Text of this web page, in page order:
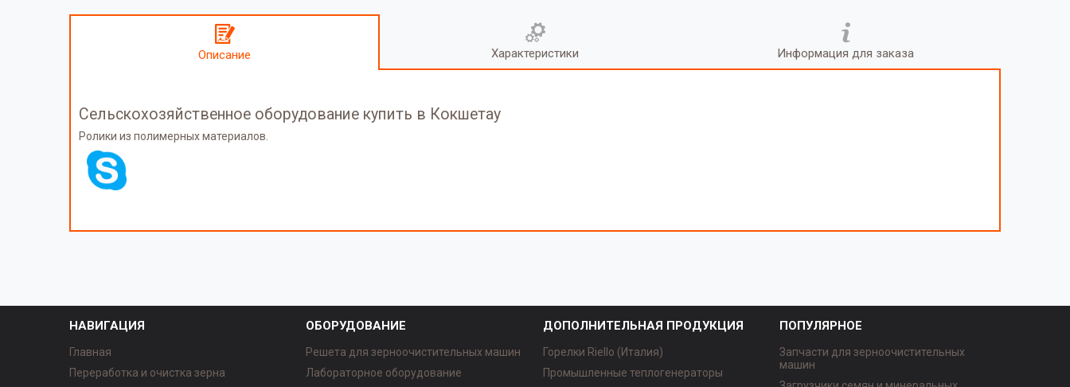
Описание Характеристики Информация для заказа
Сельскохозяйственное оборудование купить в Кокшетау
Ролики из полимерных материалов.
НАВИГАЦИЯ
Главная
Переработка и очистка зерна
ОБОРУДОВАНИЕ
Решета для зерноочистительных машин
Лабораторное оборудование
ДОПОЛНИТЕЛЬНАЯ ПРОДУКЦИЯ
Горелки Riello (Италия)
Промышленные теплогенераторы
ПОПУЛЯРНОЕ
Запчасти для зерноочистительных
машин